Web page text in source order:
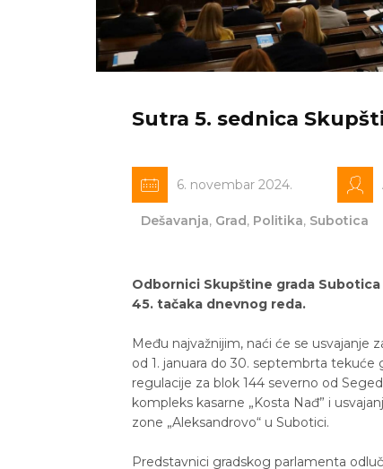
Sutra 5. sednica
6. novembar 2024.
Dešavanja, Grad, Politika, Subotica
Odbornici Skupštine grada
45. tačaka dnevnog reda.
Među najvažnijim, naći će se usvajanje
od 1. januara do 30. septembrta
regulacije za blok 144 severno od
kompleks kasarne „Kosta Nađ” i
zone „Aleksandrovo“ u Subotici.
Predstavnici gradskog parlamenta